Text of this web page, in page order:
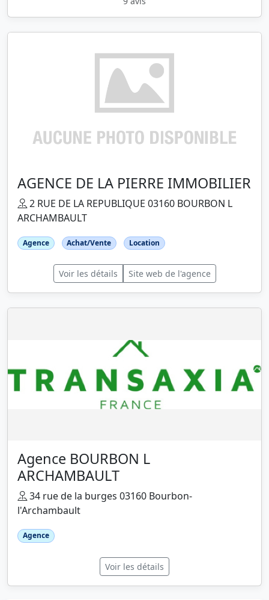
AGENCE DE LA PIERRE IMMOBILIER
2 RUE DE LA REPUBLIQUE 03160 BOURBON L
ARCHAMBAULT
Agence Achat/Vente Location
Voir les détails Site web de l'agence
Agence BOURBON L
ARCHAMBAULT
34 rue de la burges 03160 Bourbon-
l'Archambault
Agence
Voir les détails